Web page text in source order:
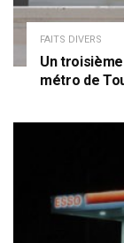
FAITS DIVERS
Un
métro de